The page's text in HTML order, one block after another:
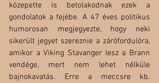
közepette is betolakodnak ezek a
gondolatok a fejébe. A 47 éves politikus
humorosan megjegyezte, hogy neki
sikerült jegyet szereznie a zárófordulóra,
amikor a Viking Stavanger lesz a Brann
vendége, mert nem lehet nélküle
bajnokavatás. Erre a meccsre kb.